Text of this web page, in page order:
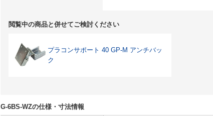
閲覧中の商品と併せてご検討ください
プラコンサポート 40 GP-M アンチバッ
ク
G-6BS-WZの仕様・寸法情報